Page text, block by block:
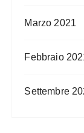
Marzo 2021
Febbraio
Settembre